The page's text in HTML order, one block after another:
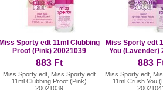
Sporty edt 11ml Clubbing
Proof (Pink) 20021039
883 Ft
Miss Sporty edt, Miss Sporty edt
11ml Clubbing Proof (Pink)
20021039
Miss Sporty edt
You (Lavender)
883
Miss Sporty edt,
11ml Crush You